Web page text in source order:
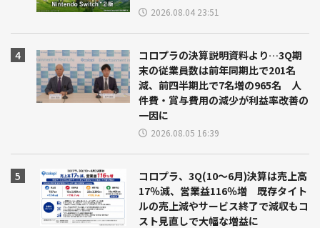
2026.08.04 23:51
コロプラの決算説明資料より…3Q期
末の従業員数は前年同期比で201名
減、前四半期比で7名増の965名 人
件費・賞与費用の減少が利益率改善の
一因に
2026.08.05 16:39
コロプラ、3Q(10～6月)決算は売上高
17％減、営業益116％増 既存タイト
ルの売上減やサービス終了で減収もコ
スト見直しで大幅な増益に